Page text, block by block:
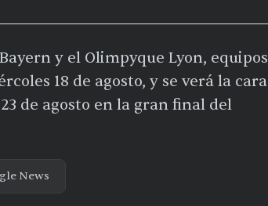
y el Olimpyque Lyon, equipos
18 de agosto, y se verá la cara
de agosto en la gran final del
News